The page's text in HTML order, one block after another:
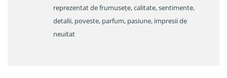
reprezentat de frumusețe, calitate, sentimente,
detalii, poveste, parfum, pasiune, impresii de
neuitat